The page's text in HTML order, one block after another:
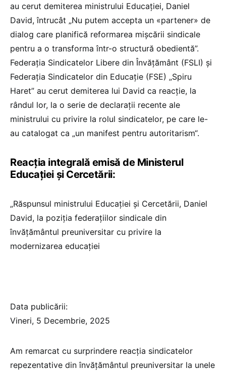
au cerut demiterea ministrului Educației, Daniel
David, întrucât „Nu putem accepta un «partener» de
dialog care planifică reformarea mișcării sindicale
pentru a o transforma într-o structură obedientă”.
Federația Sindicatelor Libere din Învățământ (FSLI) și
Federația Sindicatelor din Educație (FSE) „Spiru
Haret” au cerut demiterea lui David ca reacție, la
rândul lor, la o serie de declarații recente ale
ministrului cu privire la rolul sindicatelor, pe care le-
au catalogat ca „un manifest pentru autoritarism“.
Reacția integrală emisă de Ministerul
Educației și Cercetării:
„Răspunsul ministrului Educației și Cercetării, Daniel
David, la poziția federațiilor sindicale din
învățământul preuniversitar cu privire la
modernizarea educației
Data publicării:
Vineri, 5 Decembrie, 2025
Am remarcat cu surprindere reacția sindicatelor
repezentative din învățământul preuniversitar la unele